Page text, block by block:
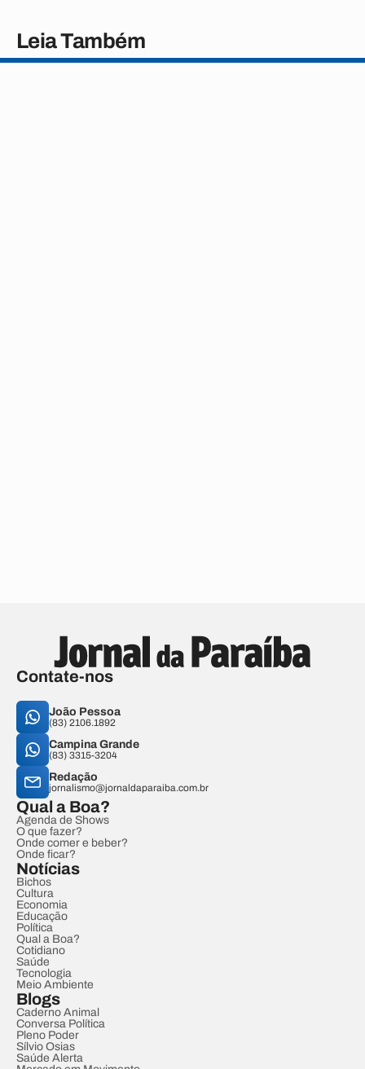
Leia Também
Contate-nos
João Pessoa
(83) 2106.1892
Campina Grande
(83) 3315-3204
Redação
jornalismo@jornaldaparaiba.com.br
Qual a Boa?
Agenda de Shows
O que fazer?
Onde comer e beber?
Onde ficar?
Notícias
Bichos
Cultura
Economia
Educação
Política
Qual a Boa?
Cotidiano
Saúde
Tecnologia
Meio Ambiente
Blogs
Caderno Animal
Conversa Política
Pleno Poder
Sílvio Osias
Saúde Alerta